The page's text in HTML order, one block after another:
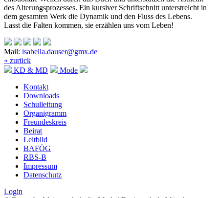
des Alterungsprozesses. Ein kursiver Schriftschnitt unterstreicht in
dem gesamten Werk die Dynamik und den Fluss des Lebens.
Lasst die Falten kommen, sie erzählen uns vom Leben!
Mail: isabella.dauser@gmx.de
« zurück
KD & MD
Mode
Kontakt
Downloads
Schulleitung
Organigramm
Freundeskreis
Beirat
Leitbild
BAFÖG
RBS-B
Impressum
Datenschutz
Login